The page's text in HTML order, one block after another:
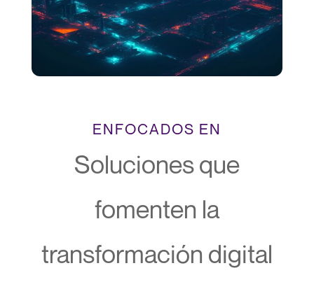
ENFOCADOS EN
Soluciones que
fomenten la
transformación digital